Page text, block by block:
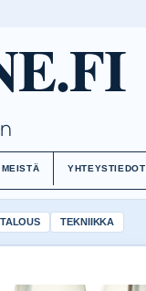
YHTEYSTIEDOT
TALOUS TEKNIIKKA